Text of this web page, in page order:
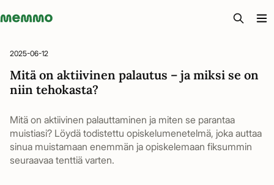
Memmo - AI-verktyg och digital kurslitteratur
2025-06-12
Mitä on aktiivinen palautus – ja miksi se on
niin tehokasta?
Mitä on aktiivinen palauttaminen ja miten se parantaa
muistiasi? Löydä todistettu opiskelumenetelmä, joka auttaa
sinua muistamaan enemmän ja opiskelemaan fiksummin
seuraavaa tenttiä varten.